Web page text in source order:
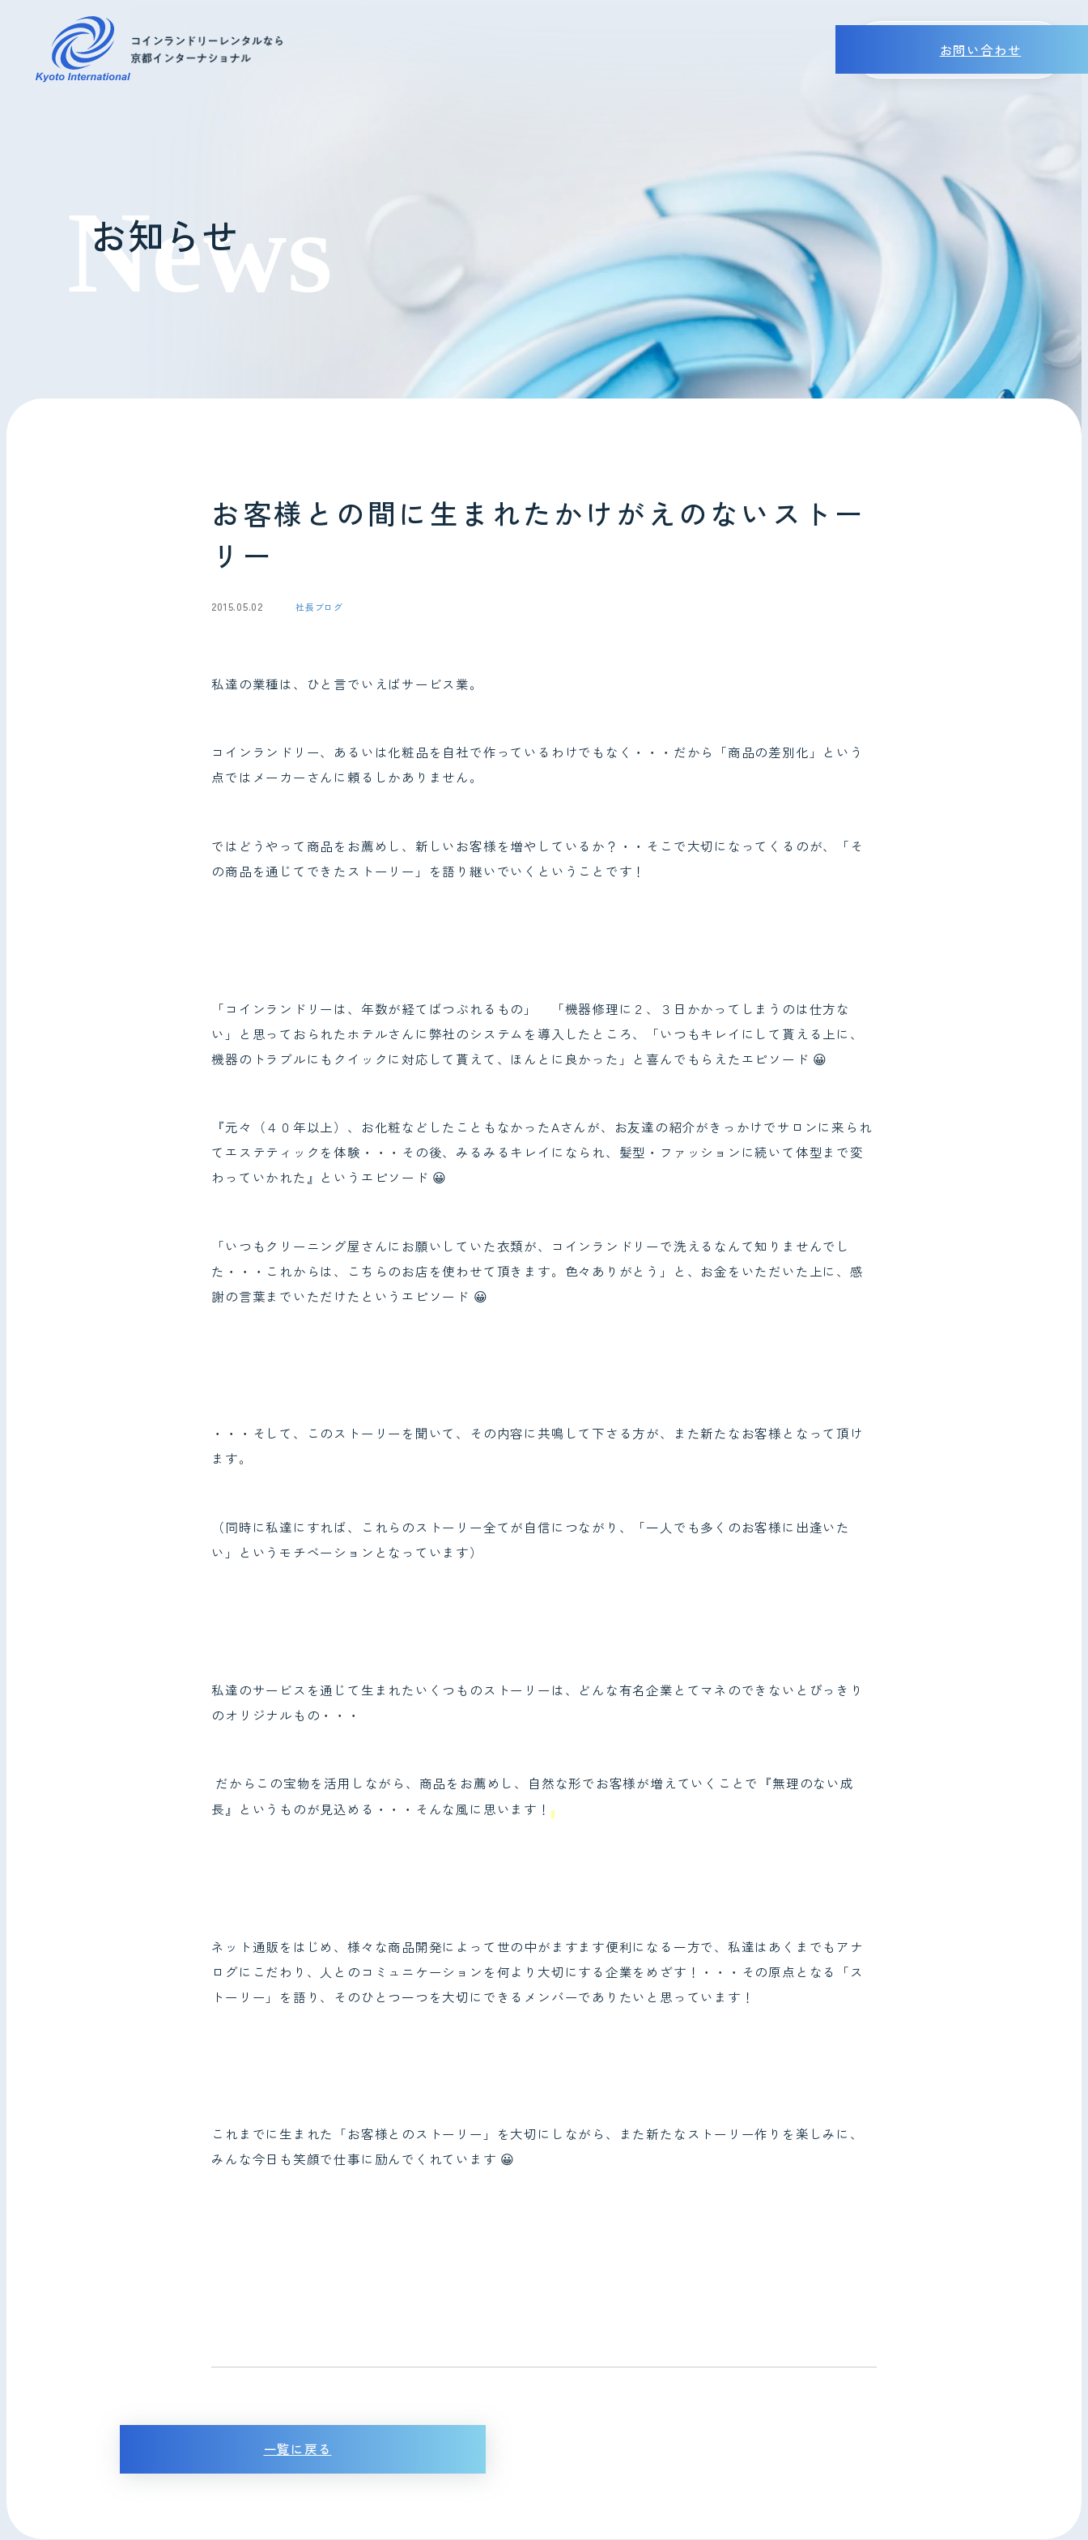
掃除・メンテナンス
会社情報
お問い合わせ
お知らせ
お客様との間に生まれたかけがえのないストー
リー
2015.05.02 社長ブログ
私達の業種は、ひと言でいえばサービス業。
コインランドリー、あるいは化粧品を自社で作っているわけでもなく・・・だから「商品の差別化」という
点ではメーカーさんに頼るしかありません。
ではどうやって商品をお薦めし、新しいお客様を増やしているか？・・そこで大切になってくるのが、「そ
の商品を通じてできたストーリー」を語り継いでいくということです！
「コインランドリーは、年数が経てばつぶれるもの」 「機器修理に２、３日かかってしまうのは仕方な
い」と思っておられたホテルさんに弊社のシステムを導入したところ、「いつもキレイにして貰える上に、
機器のトラブルにもクイックに対応して貰えて、ほんとに良かった」と喜んでもらえたエピソード 😀
『元々（４０年以上）、お化粧などしたこともなかったAさんが、お友達の紹介がきっかけでサロンに来られ
てエステティックを体験・・・その後、みるみるキレイになられ、髪型・ファッションに続いて体型まで変
わっていかれた』というエピソード 😀
「いつもクリーニング屋さんにお願いしていた衣類が、コインランドリーで洗えるなんて知りませんでし
た・・・これからは、こちらのお店を使わせて頂きます。色々ありがとう」と、お金をいただいた上に、感
謝の言葉までいただけたというエピソード 😀
・・・そして、このストーリーを聞いて、その内容に共鳴して下さる方が、また新たなお客様となって頂け
ます。
（同時に私達にすれば、これらのストーリー全てが自信につながり、「一人でも多くのお客様に出逢いた
い」というモチベーションとなっています）
私達のサービスを通じて生まれたいくつものストーリーは、どんな有名企業とてマネのできないとびっきり
のオリジナルもの・・・
だからこの宝物を活用しながら、商品をお薦めし、自然な形でお客様が増えていくことで『無理のない成
長』というものが見込める・・・そんな風に思います！
ネット通販をはじめ、様々な商品開発によって世の中がますます便利になる一方で、私達はあくまでもアナ
ログにこだわり、人とのコミュニケーションを何より大切にする企業をめざす！・・・その原点となる「ス
トーリー」を語り、そのひとつ一つを大切にできるメンバーでありたいと思っています！
これまでに生まれた「お客様とのストーリー」を大切にしながら、また新たなストーリー作りを楽しみに、
みんな今日も笑顔で仕事に励んでくれています 😀
一覧に戻る